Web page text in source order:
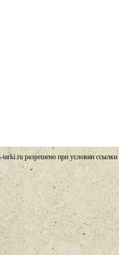
разрешено при условии ссылки